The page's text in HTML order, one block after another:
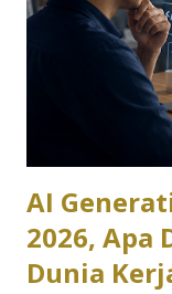
benar mematikan
dibanding
waktu screen
layar tidak
Kendalikan
yang tet...
AI
2026, Apa
Dunia